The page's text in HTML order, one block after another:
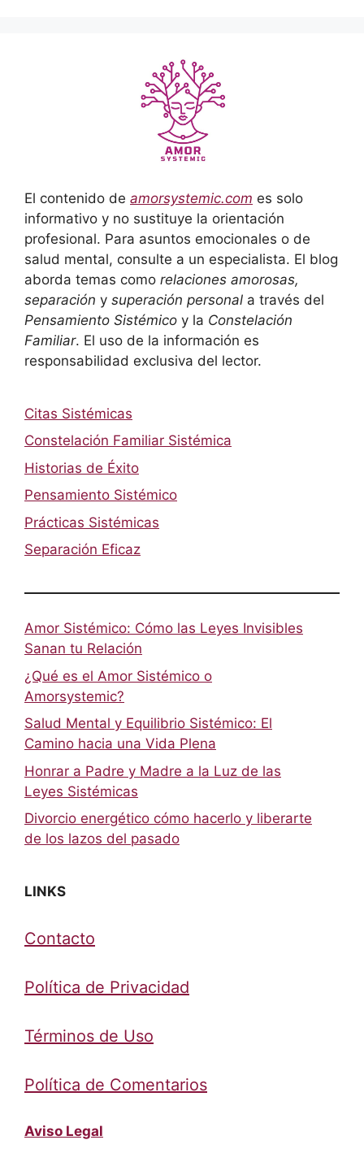
El contenido de amorsystemic.com es solo
informativo y no sustituye la orientación
profesional. Para asuntos emocionales o de
salud mental, consulte a un especialista. El blog
aborda temas como relaciones amorosas,
separación y superación personal a través del
Pensamiento Sistémico y la Constelación
Familiar. El uso de la información es
responsabilidad exclusiva del lector.
Citas Sistémicas
Constelación Familiar Sistémica
Historias de Éxito
Pensamiento Sistémico
Prácticas Sistémicas
Separación Eficaz
Amor Sistémico: Cómo las Leyes Invisibles
Sanan tu Relación
¿Qué es el Amor Sistémico o
Amorsystemic?
Salud Mental y Equilibrio Sistémico: El
Camino hacia una Vida Plena
Honrar a Padre y Madre a la Luz de las
Leyes Sistémicas
Divorcio energético cómo hacerlo y liberarte
de los lazos del pasado
LINKS
Contacto
Política de Privacidad
Términos de Uso
Política de Comentarios
Aviso Legal